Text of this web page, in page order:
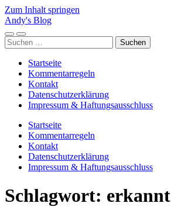
Zum Inhalt springen
Andy's Blog
Mobile-
Menü
Suchfeld
ein-/ausblenden
Suchen
nach:
Startseite
Kommentarregeln
Kontakt
Datenschutzerklärung
Impressum & Haftungsausschluss
Startseite
Kommentarregeln
Kontakt
Datenschutzerklärung
Impressum & Haftungsausschluss
Schlagwort: erkannt